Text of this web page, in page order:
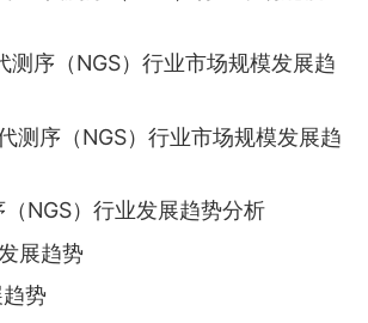
测序（NGS）行业市场规模发展趋
测序（NGS）行业市场规模发展趋
（NGS）行业发展趋势分析
展趋势
势